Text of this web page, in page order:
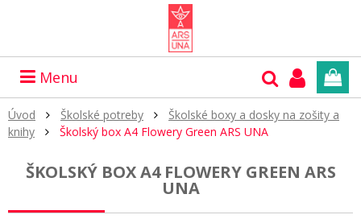
Menu
Úvod Školské potreby
Školské boxy a dosky na zošity a
knihy
Školský box A4 Flowery Green ARS UNA
ŠKOLSKÝ BOX A4 FLOWERY GREEN ARS
UNA